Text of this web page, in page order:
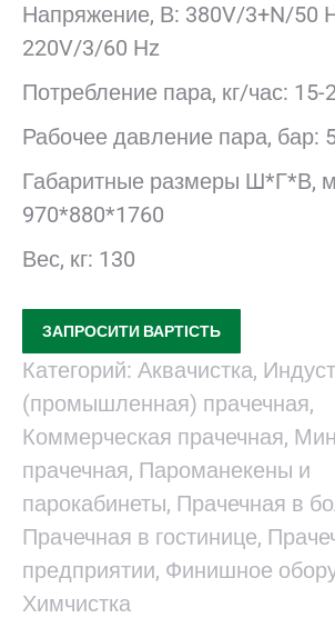
Напряжение, В: 380V/3+N/50
220V/3/60 Hz
Потребление пара, кг/час: 15-
Рабочее давление пара, бар:
Габаритные размеры Ш*Г*В,
970*880*1760
Вес, кг: 130
ЗАПРОСИТИ ВАРТІСТЬ
Категорий: Аквачистка,
(промышленная) прачечная,
Коммерческая прачечная,
прачечная, Пароманекены и
парокабинеты, Прачечная в
Прачечная в гостинице,
предприятии, Финишное
Химчистка